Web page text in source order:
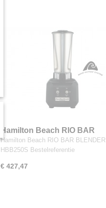
Hamilton Beach RIO BAR
BLENDER HBB250S
Hamilton Beach RIO BAR BLENDER
HBB250S Bestelreferentie
€ 427,47